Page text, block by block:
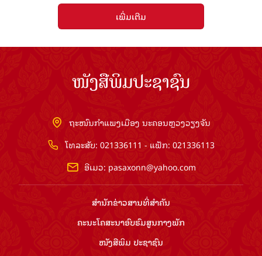
ເພີ່ມເຕີມ
ໜັງສືພິມປະຊາຊົນ
ຖະໜົນກຳແພງເມືອງ ນະຄອນຫຼວງວຽງຈັນ
ໂທລະສັບ: 021336111 - ແຟັກ: 021336113
ອີເມວ: pasaxonn@yahoo.com
ສຳ​ນັກ​ຂ່າວ​ສານ​ທີ່​ສຳ​ຄັນ​
ຄະນະໂຄສະນາອົບຮົມ​ສູນ​ກາງ​ພັກ
ໜັງສືພິມ ປະ​ຊາ​ຊົນ